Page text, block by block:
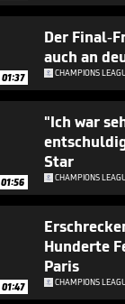
01:37
Der Final-
auch an
CHAMPIONS
01:56
"Ich war
Star
CHAMPIONS
01:47
Hunderte
Paris
CHAMPIONS